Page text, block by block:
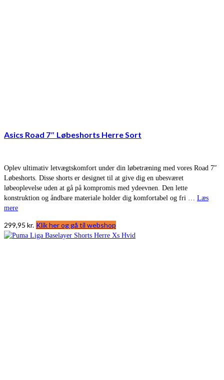
Asics Road 7″ Løbeshorts Herre Sort
Oplev ultimativ letvægtskomfort under din løbetræning med vores Road 7″
Løbeshorts. Disse shorts er designet til at give dig en ubesværet
løbeoplevelse uden at gå på kompromis med ydeevnen. Den lette
konstruktion og åndbare materiale holder dig komfortabel og fri … Læs
mere
299,95 kr. Klik her og gå til webshop